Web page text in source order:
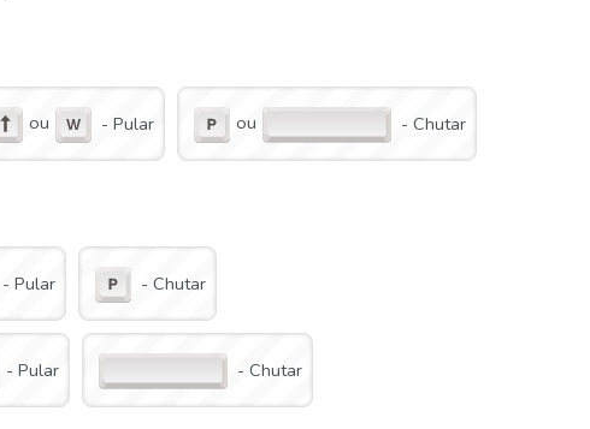
ou - Pular ou - Chutar
- Pular - Chutar
- Pular - Chutar